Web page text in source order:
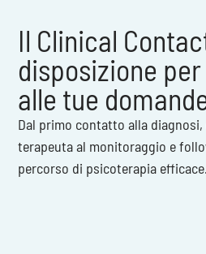
Il Clinical
disposizione
alle tue
Dal primo contatto alla diagnosi,
terapeuta al monitoraggio e
percorso di psicoterapia efficace.